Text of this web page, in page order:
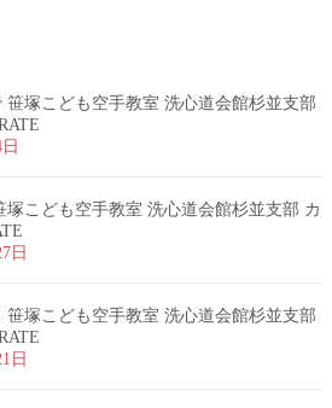
笹塚こども空手教室 洗心道会館杉並支部
塚こども空手教室 洗心道会館杉並支部 カ
日
笹塚こども空手教室 洗心道会館杉並支部
日